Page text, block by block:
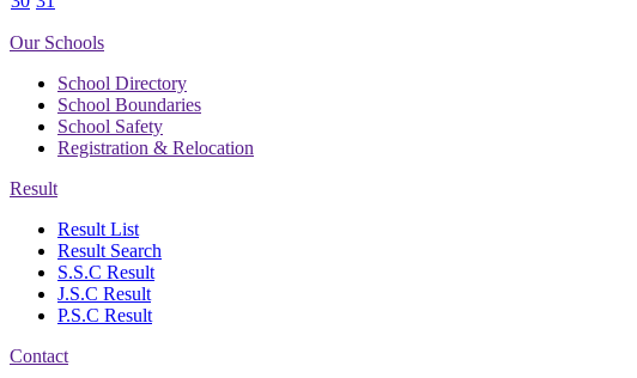
Our Schools
School Directory
School Boundaries
School Safety
Registration & Relocation
Result
Result List
Result Search
S.S.C Result
J.S.C Result
P.S.C Result
Contact